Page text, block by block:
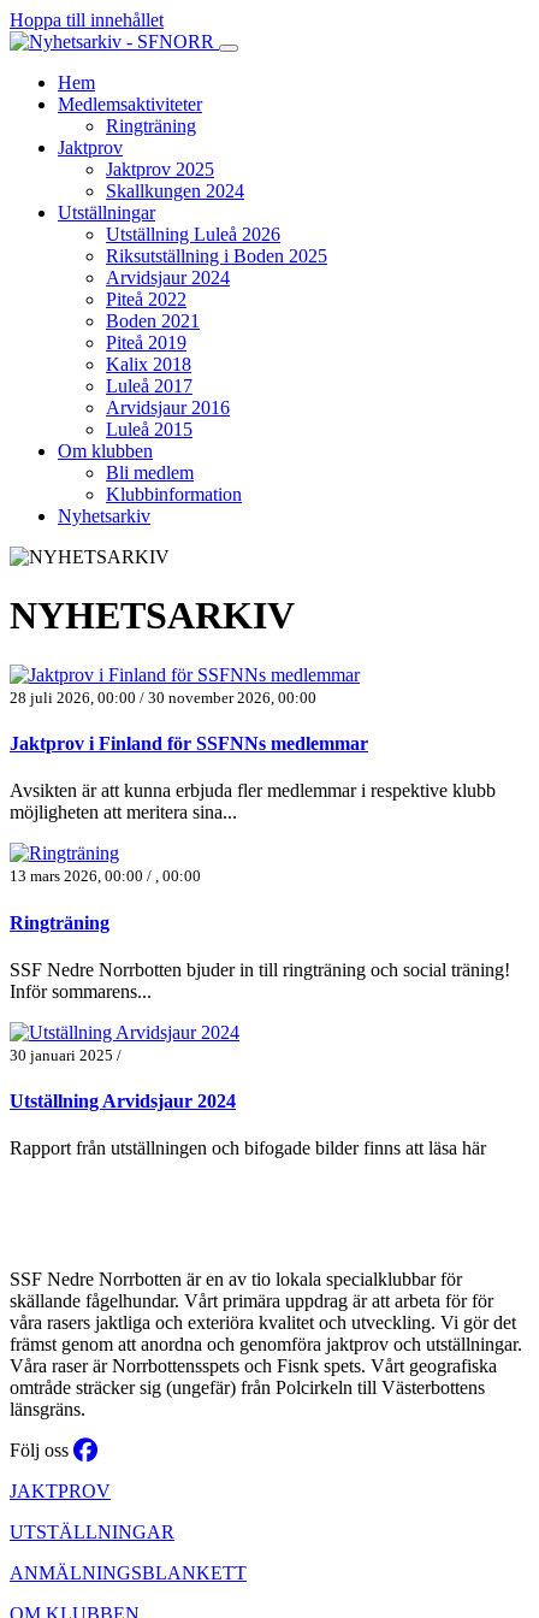
Hoppa till innehållet
Hem
Medlemsaktiviteter
Ringträning
Jaktprov
Jaktprov 2025
Skallkungen 2024
Utställningar
Utställning Luleå 2026
Riksutställning i Boden 2025
Arvidsjaur 2024
Piteå 2022
Boden 2021
Piteå 2019
Kalix 2018
Luleå 2017
Arvidsjaur 2016
Luleå 2015
Om klubben
Bli medlem
Klubbinformation
Nyhetsarkiv
NYHETSARKIV
28 juli 2026, 00:00 / 30 november 2026, 00:00
Jaktprov i Finland för SSFNNs medlemmar
Avsikten är att kunna erbjuda fler medlemmar i respektive klubb
möjligheten att meritera sina...
13 mars 2026, 00:00 / , 00:00
Ringträning
SSF Nedre Norrbotten bjuder in till ringträning och social träning!
Inför sommarens...
30 januari 2025 /
Utställning Arvidsjaur 2024
Rapport från utställningen och bifogade bilder finns att läsa här
SSF Nedre Norrbotten är en av tio lokala specialklubbar för
skällande fågelhundar. Vårt primära uppdrag är att arbeta för för
våra rasers jaktliga och exteriöra kvalitet och utveckling. Vi gör det
främst genom att anordna och genomföra jaktprov och utställningar.
Våra raser är Norrbottensspets och Fisnk spets. Vårt geografiska
omtråde sträcker sig (ungefär) från Polcirkeln till Västerbottens
länsgräns.
Följ oss
JAKTPROV
UTSTÄLLNINGAR
ANMÄLNINGSBLANKETT